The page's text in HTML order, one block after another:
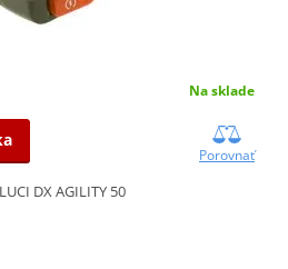
Na sklade
Porovnať
DX AGILITY 50